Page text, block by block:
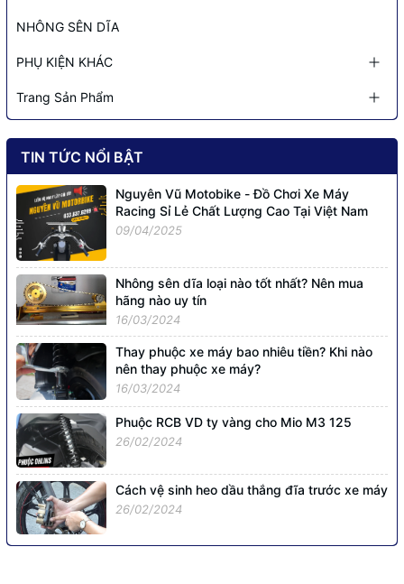
NHÔNG SÊN DĨA
PHỤ KIỆN KHÁC
Trang Sản Phẩm
TIN TỨC NỔI BẬT
Nguyên Vũ Motobike - Đồ Chơi Xe Máy
Racing Sỉ Lẻ Chất Lượng Cao Tại Việt Nam
09/04/2025
Nhông sên dĩa loại nào tốt nhất? Nên mua
hãng nào uy tín
16/03/2024
Thay phuộc xe máy bao nhiêu tiền? Khi nào
nên thay phuộc xe máy?
16/03/2024
​Phuộc RCB VD ty vàng cho Mio M3 125
26/02/2024
Cách vệ sinh heo dầu thắng đĩa trước xe máy
26/02/2024